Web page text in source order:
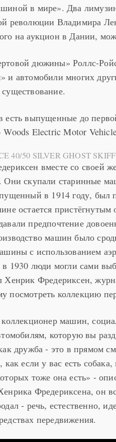
в мире». Два
революции Владимира
на аукцион в Дании,
дюжины» Роллс-
и автомобили многих
есть выпущенные до
Woods Electric Motor
40/50 SILVER GHOST
вместе со своей
Они скупали старинные
в 1914 году, был
остается
предпочтение
машин было
с использованием
в 1930 люди могли сами
Хенрик Фредериксен,
посмотреть коллекцию
машин,
которую вы
дружба - это в прямом
как если у вас есть
тоже она есть» -
Фредериксена, он
- речь, естественно,
передвижения.